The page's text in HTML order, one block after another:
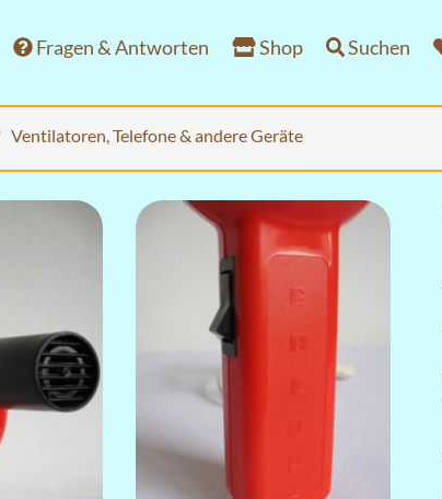
Fragen & Antworten Shop Suchen
Ventilatoren, Telefone & andere Geräte